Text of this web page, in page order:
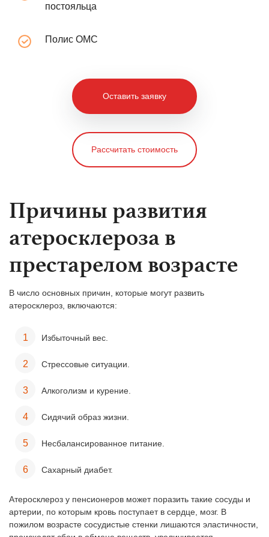
постояльца
Полис ОМС
Оставить заявку
Рассчитать стоимость
Причины развития
атеросклероза в
престарелом возрасте
В число основных причин, которые могут развить
атеросклероз, включаются:
Избыточный вес.
Стрессовые ситуации.
Алкоголизм и курение.
Сидячий образ жизни.
Несбалансированное питание.
Сахарный диабет.
Атеросклероз у пенсионеров может поразить такие сосуды и
артерии, по которым кровь поступает в сердце, мозг. В
пожилом возрасте сосудистые стенки лишаются эластичности,